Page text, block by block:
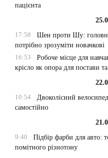
пацієнта
17:58
Шен проти Шу: головна
потрібно зрозуміти новачкові
16:53
Робоче місце для
крісло як опора для постави
10:54
Двоколісний
самостійно
9:40
Підбір фарби для авто:
помітного різнотону